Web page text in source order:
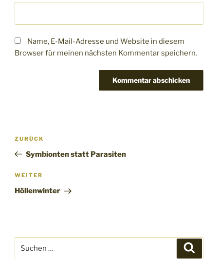
Name, E-Mail-Adresse und Website in diesem
Browser für meinen nächsten Kommentar speichern.
Beitragsnavigation
Vorheriger
Beitrag
ZURÜCK
Symbionten statt Parasiten
Nächster
Beitrag
WEITER
Höllenwinter
nach: